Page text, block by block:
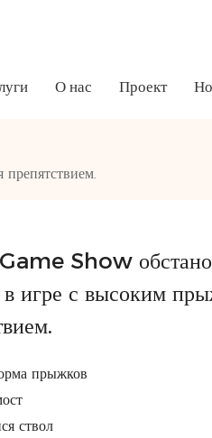
О нас Проект
Show
в игре с высоким
прыжков
ствол